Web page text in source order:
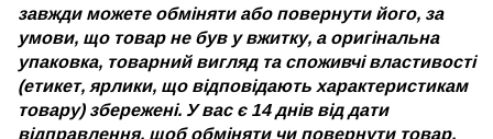
завжди можете обміняти або повернути його, за
умови, що товар не був у вжитку, а оригінальна
упаковка, товарний вигляд та споживчі властивості
(етикет, ярлики, що відповідають характеристикам
товару) збережені. У вас є 14 днів від дати
відправлення, щоб обміняти чи повернути товар,